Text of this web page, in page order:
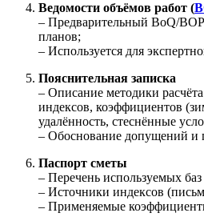
Ведомости объёмов работ (
– Предварительный BoQ/
планов;
– Используется для
Пояснительная записка
– Описание методики
индексов, коэффициентов
удалённость, стеснённые
– Обоснование допущений и
Паспорт сметы
– Перечень используемых
– Источники индексов
– Применяемые